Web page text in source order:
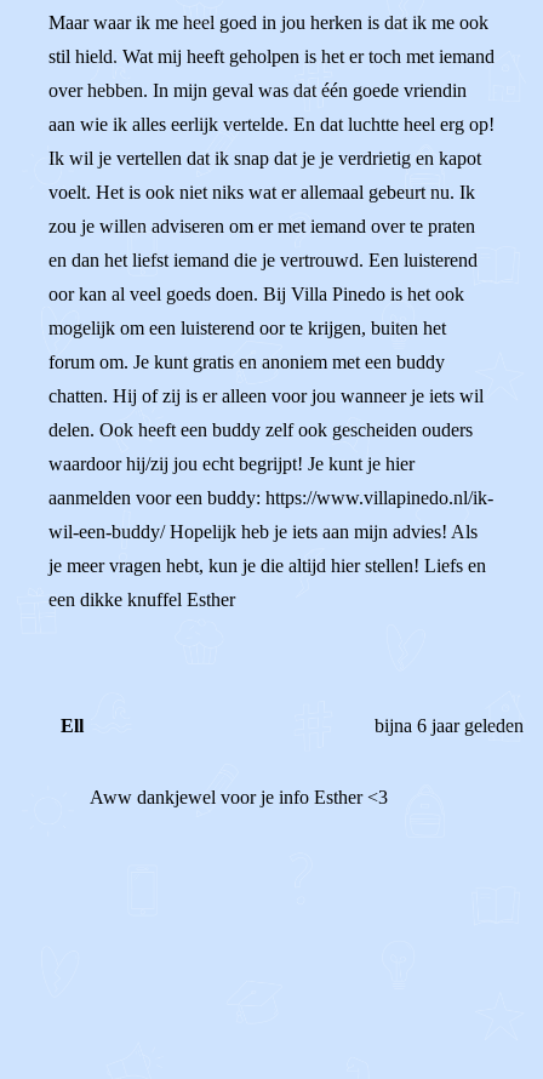
Maar waar ik me heel goed in jou herken is dat ik me ook
stil hield. Wat mij heeft geholpen is het er toch met iemand
over hebben. In mijn geval was dat één goede vriendin
aan wie ik alles eerlijk vertelde. En dat luchtte heel erg op!
Ik wil je vertellen dat ik snap dat je je verdrietig en kapot
voelt. Het is ook niet niks wat er allemaal gebeurt nu. Ik
zou je willen adviseren om er met iemand over te praten
en dan het liefst iemand die je vertrouwd. Een luisterend
oor kan al veel goeds doen. Bij Villa Pinedo is het ook
mogelijk om een luisterend oor te krijgen, buiten het
forum om. Je kunt gratis en anoniem met een buddy
chatten. Hij of zij is er alleen voor jou wanneer je iets wil
delen. Ook heeft een buddy zelf ook gescheiden ouders
waardoor hij/zij jou echt begrijpt! Je kunt je hier
aanmelden voor een buddy: https://www.villapinedo.nl/ik-
wil-een-buddy/ Hopelijk heb je iets aan mijn advies! Als
je meer vragen hebt, kun je die altijd hier stellen! Liefs en
een dikke knuffel Esther
Ell bijna 6 jaar geleden
Aww dankjewel voor je info Esther <3